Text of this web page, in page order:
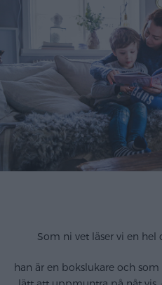
Som ni vet läser vi en
han är en bokslukare och